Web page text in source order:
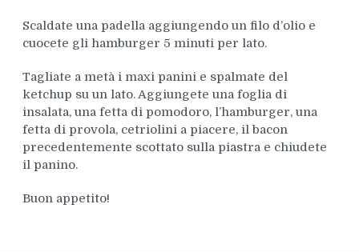
Scaldate una padella aggiungendo un filo d’olio e
cuocete gli hamburger 5 minuti per lato.
Tagliate a metà i maxi panini e spalmate del
ketchup su un lato. Aggiungete una foglia di
insalata, una fetta di pomodoro, l’hamburger, una
fetta di provola, cetriolini a piacere, il bacon
precedentemente scottato sulla piastra e chiudete
il panino.
Buon appetito!